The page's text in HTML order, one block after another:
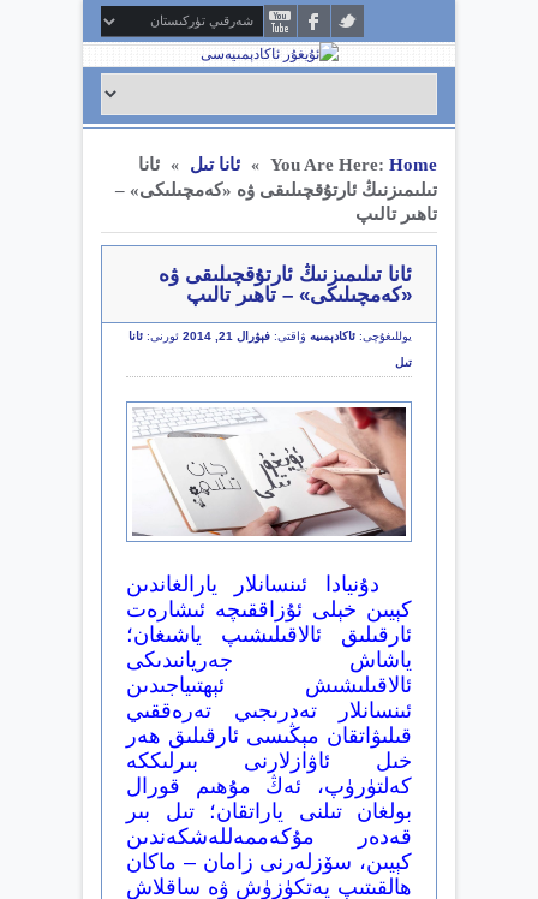
You Are Here: Home
» ئانا تىل » ئانا
تىلىمىزنىڭ ئارتۇقچىلىقى ۋە «كەمچىلىكى» –
تاھىر تالىپ
ئانا تىلىمىزنىڭ ئارتۇقچىلىقى ۋە
«كەمچىلىكى» – تاھىر تالىپ
يوللىغۇچى: ئاكادېمىيە ۋاقتى: فېۋرال 21, 2014 ئورنى: ئانا
تىل
دۇنيادا ئىنسانلار يارالغاندىن
كېيىن خېلى ئۇزاققىچە ئىشارەت
ئارقىلىق ئالاقىلىشىپ ياشىغان؛
ياشاش جەريانىدىكى
ئالاقىلىشىش ئېھتىياجىدىن
ئىنسانلار تەدرىجىي تەرەققىي
قىلىۋاتقان مېڭىسى ئارقىلىق ھەر
خىل ئاۋازلارنى بىرلىككە
كەلتۈرۈپ، ئەڭ مۇھىم قورال
بولغان تىلنى ياراتقان؛ تىل بىر
قەدەر مۇكەممەللەشكەندىن
كېيىن، سۆزلەرنى زامان – ماكان
ھالقىتىپ يەتكۈزۈش ۋە ساقلاش